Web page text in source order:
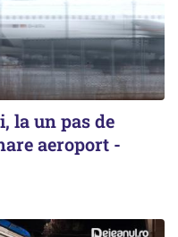
la un pas de
aeroport -